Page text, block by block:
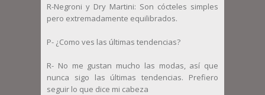
R-Negroni y Dry Martini: Son cócteles simples
pero extremadamente equilibrados.
P- ¿Como ves las últimas tendencias?
R- No me gustan mucho las modas, así que
nunca sigo las últimas tendencias. Prefiero
seguir lo que dice mi cabeza